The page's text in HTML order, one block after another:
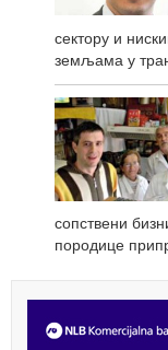
сектору и
земљама у
сопствени
породице